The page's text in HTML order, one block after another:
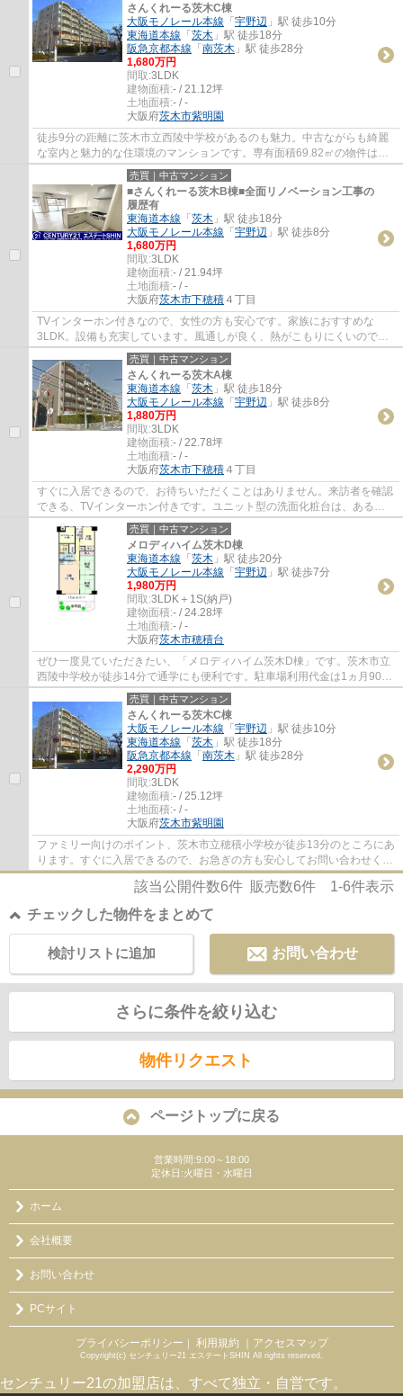
さんくれーる茨木C棟
大阪モノレール本線 「 宇野辺 」駅 徒歩10分
東海道本線 「 茨木 」駅 徒歩18分
阪急京都本線 「 南茨木 」駅 徒歩28分
1,680万円
間取:3LDK
建物面積:- / 21.12坪
土地面積:- / -
大阪府茨木市紫明園
徒歩9分の距離に茨木市立西陵中学校があるのも魅力。中古ながらも綺麗
な室内と魅力的な住環境のマンションです。専有面積69.82㎡の物件はい
かがですか。信頼と実績を誇るセンチュリー2...
売買｜中古マンション
■さんくれーる茨木B棟■全面リノベーション工事の
履歴有
東海道本線 「 茨木 」駅 徒歩18分
大阪モノレール本線 「 宇野辺 」駅 徒歩8分
1,680万円
間取:3LDK
建物面積:- / 21.94坪
土地面積:- / -
大阪府茨木市下穂積 ４丁目
TVインターホン付きなので、女性の方も安心です。家族におすすめな
3LDK。設備も充実しています。風通しが良く、熱がこもりにくいので、
室内が暑くなりにくいです。2駅利用できる場所に...
売買｜中古マンション
さんくれーる茨木A棟
東海道本線 「 茨木 」駅 徒歩18分
大阪モノレール本線 「 宇野辺 」駅 徒歩8分
1,880万円
間取:3LDK
建物面積:- / 22.78坪
土地面積:- / -
大阪府茨木市下穂積 ４丁目
すぐに入居できるので、お待ちいただくことはありません。来訪者を確認
できる、TVインターホン付きです。ユニット型の洗面化粧台は、あると
とても便利な設備です。専有面積75.33平方メ...
売買｜中古マンション
メロディハイム茨木D棟
東海道本線 「 茨木 」駅 徒歩20分
大阪モノレール本線 「 宇野辺 」駅 徒歩7分
1,980万円
間取:3LDK＋1S(納戸)
建物面積:- / 24.28坪
土地面積:- / -
大阪府茨木市穂積台
ぜひ一度見ていただきたい、「メロディハイム茨木D棟」です。茨木市立
西陵中学校が徒歩14分で通学にも便利です。駐車場利用代金は1ヵ月9000
円です。新居をお求めなら茨木市はいかがで...
売買｜中古マンション
さんくれーる茨木C棟
大阪モノレール本線 「 宇野辺 」駅 徒歩10分
東海道本線 「 茨木 」駅 徒歩18分
阪急京都本線 「 南茨木 」駅 徒歩28分
2,290万円
間取:3LDK
建物面積:- / 25.12坪
土地面積:- / -
大阪府茨木市紫明園
ファミリー向けのポイント、茨木市立穂積小学校が徒歩13分のところにあ
ります。すぐに入居できるので、お急ぎの方も安心してお問い合わせくだ
さい。20帖以上もあるリビングでゆったり...
該当公開件数6件 販売数6件 1-6件表示
チェックした物件をまとめて
お問い合わせ
検討リストに追加
さらに条件を絞り込む
物件リクエスト
ページトップに戻る
営業時間:9:00～18:00
定休日:火曜日・水曜日
ホーム
会社概要
お問い合わせ
PCサイト
プライバシーポリシー ｜ 利用規約 ｜アクセスマップ
Copyright(c) センチュリー21 エステートSHIN All rights reserved.
センチュリー21の加盟店は、すべて独立・自営です。